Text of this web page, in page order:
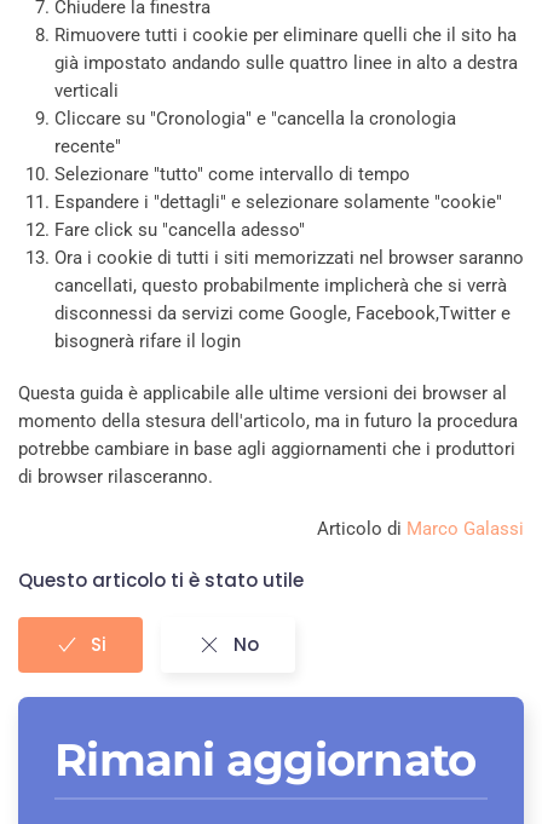
Chiudere la finestra
Rimuovere tutti i cookie per eliminare quelli che il sito ha
già impostato andando sulle quattro linee in alto a destra
verticali
Cliccare su "Cronologia" e "cancella la cronologia
recente"
Selezionare "tutto" come intervallo di tempo
Espandere i "dettagli" e selezionare solamente "cookie"
Fare click su "cancella adesso"
Ora i cookie di tutti i siti memorizzati nel browser saranno
cancellati, questo probabilmente implicherà che si verrà
disconnessi da servizi come Google, Facebook,Twitter e
bisognerà rifare il login
Questa guida è applicabile alle ultime versioni dei browser al
momento della stesura dell'articolo, ma in futuro la procedura
potrebbe cambiare in base agli aggiornamenti che i produttori
di browser rilasceranno.
Articolo di Marco Galassi
Questo articolo ti è stato utile
Si No
Rimani aggiornato